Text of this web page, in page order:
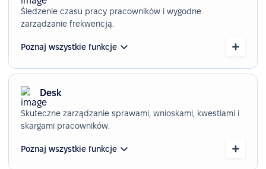
Śledzenie czasu pracy pracowników i wygodne
zarządzanie frekwencją.
Poznaj wszystkie funkcje
Desk
Skuteczne zarządzanie sprawami, wnioskami, kwestiami i
skargami pracowników.
Poznaj wszystkie funkcje